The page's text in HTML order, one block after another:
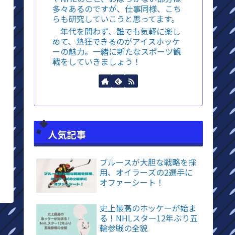
多々あるのですが、仕事同様、こち
らも研究していこうと思ってます。
年代を問わず、誰でも気軽に楽し
めて、熱狂できるのがアイスホッケ
ーの魅力。一緒に新たなスポーツ観
戦をしていきましょう！
人気記事
ブルースが大胆な戦略を採
用、オイラーズの2選手に
オファーシート！
史上最高のホッケーが始ま
る！NHLスター12年ぶり五
輪参戦の全貌